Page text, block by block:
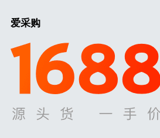
爱采购